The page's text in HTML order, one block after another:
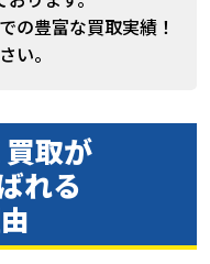
の豊富な買取実績！
い。
取が
れる